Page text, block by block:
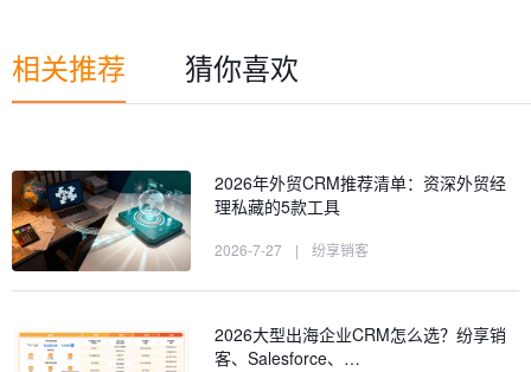
相关推荐 猜你喜欢
2026年外贸CRM推荐清单：资深外贸经
理私藏的5款工具
2026-7-27 | 纷享销客
2026大型出海企业CRM怎么选？纷享销
客、Salesforce、…